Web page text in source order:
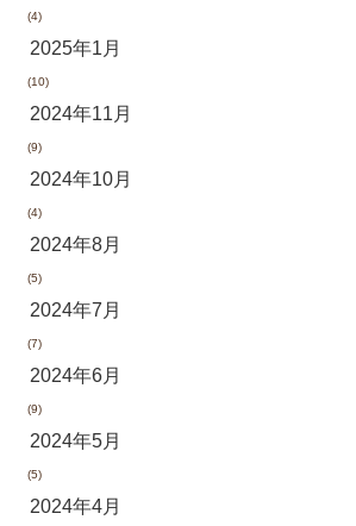
(4)
2025年1月
(10)
2024年11月
(9)
2024年10月
(4)
2024年8月
(5)
2024年7月
(7)
2024年6月
(9)
2024年5月
(5)
2024年4月